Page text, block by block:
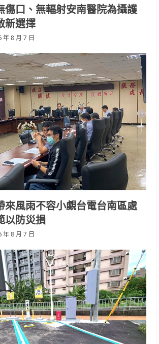
傷口、無輻射安南醫院為攝護
新選擇
年 8 月 7 日
來風雨不容小覷台電台南區處
以防災損
年 8 月 7 日